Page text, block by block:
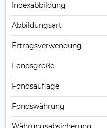
Index­abbildung
Abbildungs­art
Ertrags­verwendung
Fonds­größe
Fonds­auflage
Fonds­währung